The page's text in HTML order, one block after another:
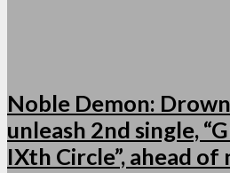
Noble Demon:
unleash 2nd single,
IXth Circle”, ahead of